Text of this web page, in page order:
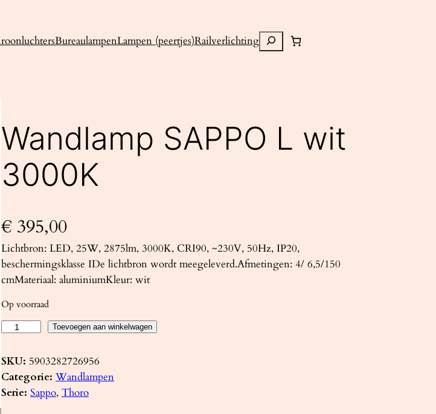
BureaulampenLampen (peertjes)RailverlichtingZoeken
Wandlamp SAPPO L wit
3000K
€ 395,00
Lichtbron: LED, 25W, 2875lm, 3000K, CRI90, ~230V, 50Hz, IP20,
beschermingsklasse IDe lichtbron wordt meegeleverd.Afmetingen: 4/ 6,5/150
cmMateriaal: aluminiumKleur: wit
Op voorraad
n
d
l
a
Toevoegen aan winkelwagen
SKU: 5903282726956
Categorie: Wandlampen
Serie: Sappo, Thoro